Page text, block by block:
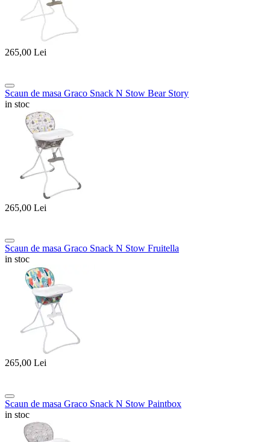
265,00 Lei
Scaun de masa Graco Snack N Stow Bear Story
in stoc
265,00 Lei
Scaun de masa Graco Snack N Stow Fruitella
in stoc
265,00 Lei
Scaun de masa Graco Snack N Stow Paintbox
in stoc